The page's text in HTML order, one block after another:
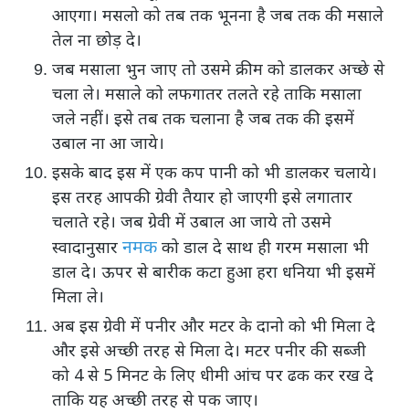
आएगा। मसलो को तब तक भूनना है जब तक की मसाले
तेल ना छोड़ दे।
जब मसाला भुन जाए तो उसमे क्रीम को डालकर अच्छे से
चला ले। मसाले को लफगातर तलते रहे ताकि मसाला
जले नहीं। इसे तब तक चलाना है जब तक की इसमें
उबाल ना आ जाये।
इसके बाद इस में एक कप पानी को भी डालकर चलाये।
इस तरह आपकी ग्रेवी तैयार हो जाएगी इसे लगातार
चलाते रहे। जब ग्रेवी में उबाल आ जाये तो उसमे
स्वादानुसार नमक को डाल दे साथ ही गरम मसाला भी
डाल दे। ऊपर से बारीक कटा हुआ हरा धनिया भी इसमें
मिला ले।
अब इस ग्रेवी में पनीर और मटर के दानो को भी मिला दे
और इसे अच्छी तरह से मिला दे। मटर पनीर की सब्जी
को 4 से 5 मिनट के लिए धीमी आंच पर ढक कर रख दे
ताकि यह अच्छी तरह से पक जाए।